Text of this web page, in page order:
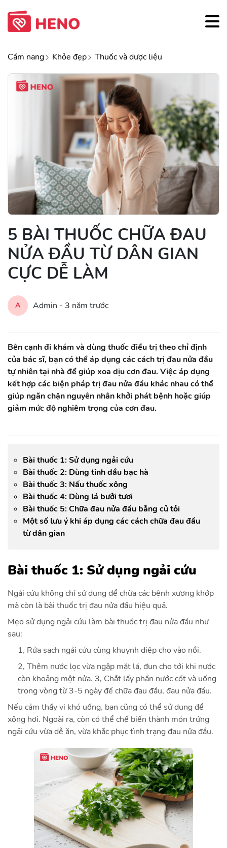
Cẩm nang Khỏe đẹp Thuốc và dược liệu
5 BÀI THUỐC CHỮA ĐAU
NỬA ĐẦU TỪ DÂN GIAN
CỰC DỄ LÀM
A Admin - 3 năm trước
Bên cạnh đi khám và dùng thuốc điều trị theo chỉ định
của bác sĩ, bạn có thể áp dụng các cách trị đau nửa đầu
tự nhiên tại nhà để giúp xoa dịu cơn đau. Việc áp dụng
kết hợp các biện pháp trị đau nửa đầu khác nhau có thể
giúp ngăn chặn nguyên nhân khởi phát bệnh hoặc giúp
giảm mức độ nghiêm trọng của cơn đau.
Bài thuốc 1: Sử dụng ngải cứu
Bài thuốc 2: Dùng tinh dầu bạc hà
Bài thuốc 3: Nấu thuốc xông
Bài thuốc 4: Dùng lá bưởi tươi
Bài thuốc 5: Chữa đau nửa đầu bằng củ tỏi
Một số lưu ý khi áp dụng các cách chữa đau đầu
từ dân gian
Bài thuốc 1: Sử dụng ngải cứu
Ngải cứu không chỉ sử dụng để chữa các bệnh xương khớp
mà còn là bài thuốc trị đau nửa đầu hiệu quả.
Mẹo sử dụng ngải cứu làm bài thuốc trị đau nửa đầu như
sau:
1, Rửa sạch ngải cứu cùng khuynh diệp cho vào nồi.
2, Thêm nước lọc vừa ngập mặt lá, đun cho tới khi nước
còn khoảng một nửa. 3, Chắt lấy phần nước cốt và uống
trong vòng từ 3-5 ngày để chữa đau đầu, đau nửa đầu.
Nếu cảm thấy vị khó uống, bạn cũng có thể sử dụng để
xông hơi. Ngoài ra, còn có thể chế biến thành món trứng
ngải cứu vừa dễ ăn, vừa khắc phục tình trạng đau nửa đầu.